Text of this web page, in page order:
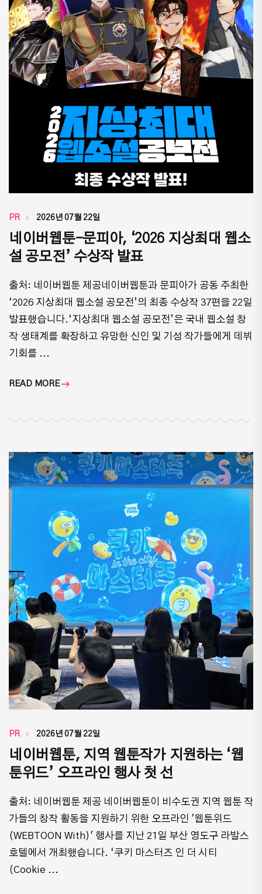
PR 2026년 07월 22일
네이버웹툰-문피아, ‘2026 지상최대 웹소
설 공모전’ 수상작 발표
출처: 네이버웹툰 제공네이버웹툰과 문피아가 공동 주최한
‘2026 지상최대 웹소설 공모전’의 최종 수상작 37편을 22일
발표했습니다.‘지상최대 웹소설 공모전’은 국내 웹소설 창
작 생태계를 확장하고 유망한 신인 및 기성 작가들에게 데뷔
기회를 ...
READ MORE
PR 2026년 07월 22일
네이버웹툰, 지역 웹툰작가 지원하는 ‘웹
툰위드’ 오프라인 행사 첫 선
출처: 네이버웹툰 제공 네이버웹툰이 비수도권 지역 웹툰 작
가들의 창작 활동을 지원하기 위한 오프라인 '웹툰위드
(WEBTOON With)' 행사를 지난 21일 부산 영도구 라발스
호텔에서 개최했습니다. ‘쿠키 마스터즈 인 더 시티
(Cookie ...